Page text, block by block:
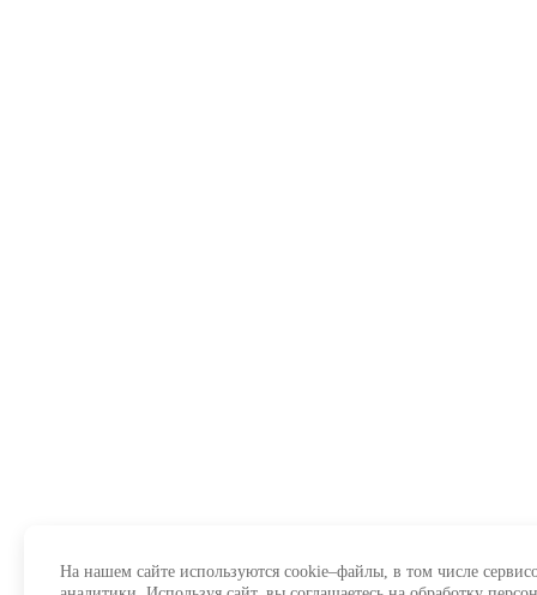
На нашем сайте используются cookie–файлы, в том числе